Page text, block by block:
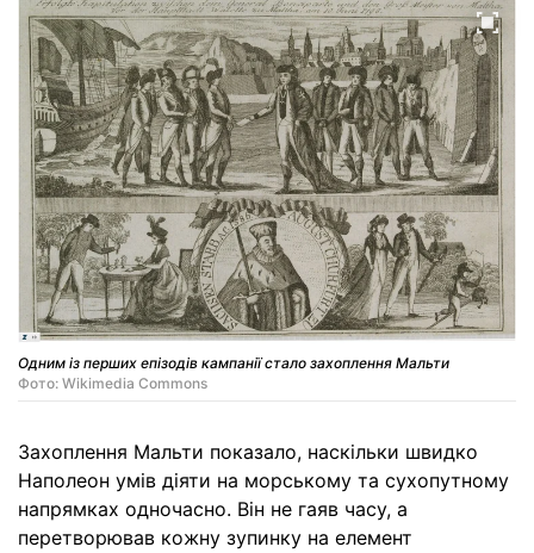
Одним із перших епізодів кампанії стало захоплення Мальти
Фото: Wikimedia Commons
Захоплення Мальти показало, наскільки швидко
Наполеон умів діяти на морському та сухопутному
напрямках одночасно. Він не гаяв часу, а
перетворював кожну зупинку на елемент